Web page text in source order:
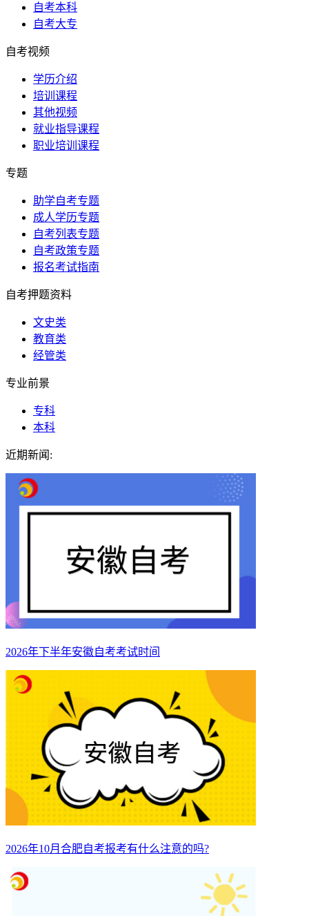
自考本科
自考大专
自考视频
学历介绍
培训课程
其他视频
就业指导课程
职业培训课程
专题
助学自考专题
成人学历专题
自考列表专题
自考政策专题
报名考试指南
自考押题资料
文史类
教育类
经管类
专业前景
专科
本科
近期新闻:
2026年下半年安徽自考考试时间
2026年10月合肥自考报考有什么注意的吗?